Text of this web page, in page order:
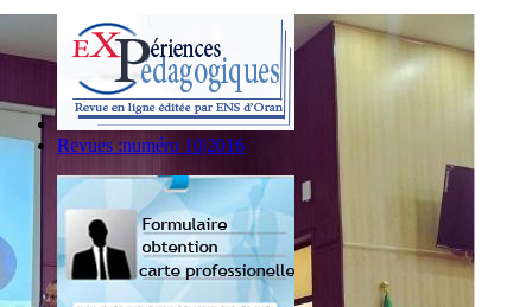
Revues :numéro 10|2016